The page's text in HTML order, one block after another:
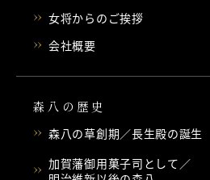
女将からのご挨拶
会社概要
森八の歴史
森八の草創期／長生殿の誕生
加賀藩御用菓子司として／